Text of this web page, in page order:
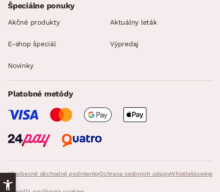
Všeobecné obchodné podmienkyOchrana osobných údajovWhistleblowing
Špeciálne ponuky
Akčné produkty Aktuálny leták
E-shop špeciál Výpredaj
Novinky
Platobné metódy